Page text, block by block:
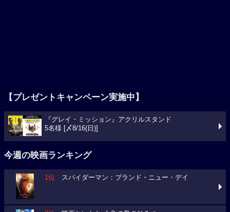
【プレゼントキャンペーン実施中】
『グレイ・ミッション』アクリルスタンド
5名様 [〆8/16(日)]
今週の映画ランキング
1位 スパイダーマン：ブランド・ニュー・デイ